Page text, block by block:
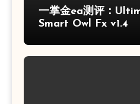
一掌金ea测评：
Smart Owl Fx v1.4